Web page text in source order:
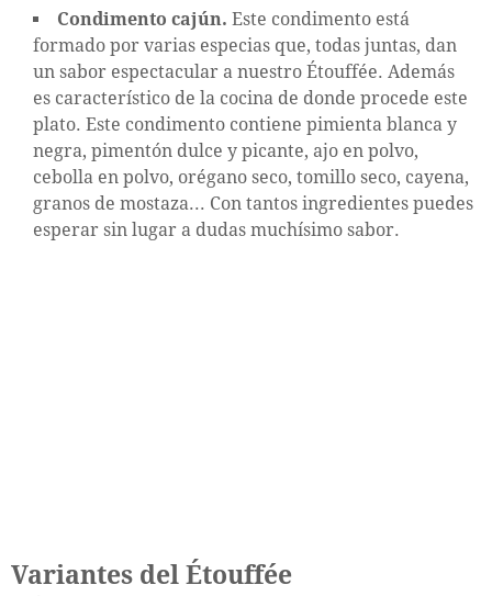
Condimento cajún. Este condimento está
formado por varias especias que, todas juntas, dan
un sabor espectacular a nuestro Étouffée. Además
es característico de la cocina de donde procede este
plato. Este condimento contiene pimienta blanca y
negra, pimentón dulce y picante, ajo en polvo,
cebolla en polvo, orégano seco, tomillo seco, cayena,
granos de mostaza... Con tantos ingredientes puedes
esperar sin lugar a dudas muchísimo sabor.
Variantes del Étouffée